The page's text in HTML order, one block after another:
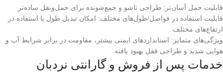
قابلیت حمل آسان‌تر: طراحی تاشو و جمع‌شونده برای حمل‌ونقل ساده‌تر
قابلیت استفاده در فواصل/طول‌های مختلف: امکان تبدیل طول یا استفاده در
ارتفاع‌های مختلف
ویژگی‌های متمایز: استانداردهای ایمنی بیشتر، مقاومت در برابر شرایط آب و
هوایی شدید و طراحی قفل بهبود یافته
خدمات پس از فروش و گارانتی نردبان